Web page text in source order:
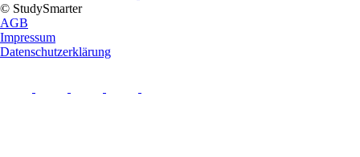
© StudySmarter
AGB
Impressum
Datenschutzerklärung